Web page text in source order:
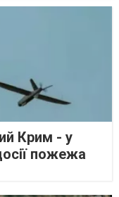
Крим - у
пожежа